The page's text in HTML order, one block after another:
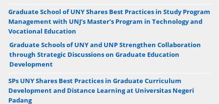
Graduate School of UNY Shares Best Practices in Study Program
Management with UNJ’s Master’s Program in Technology and
Vocational Education
Graduate Schools of UNY and UNP Strengthen Collaboration
through Strategic Discussions on Graduate Education
Development
SPs UNY Shares Best Practices in Graduate Curriculum
Development and Distance Learning at Universitas Negeri
Padang